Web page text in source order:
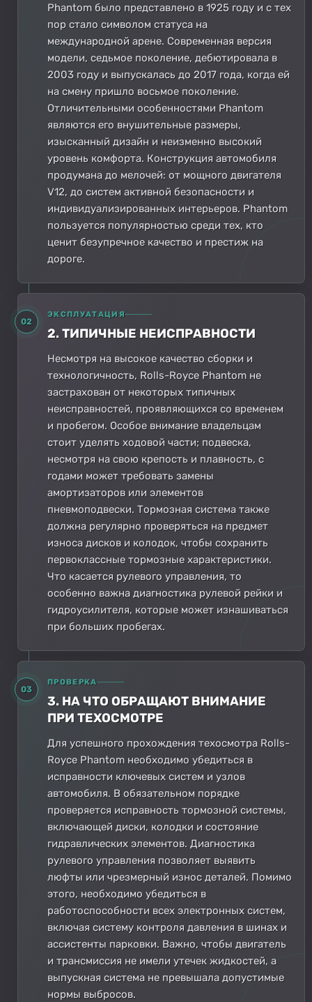
Phantom было представлено в 1925 году и с тех
пор стало символом статуса на
международной арене. Современная версия
модели, седьмое поколение, дебютировала в
2003 году и выпускалась до 2017 года, когда ей
на смену пришло восьмое поколение.
Отличительными особенностями Phantom
являются его внушительные размеры,
изысканный дизайн и неизменно высокий
уровень комфорта. Конструкция автомобиля
продумана до мелочей: от мощного двигателя
V12, до систем активной безопасности и
индивидуализированных интерьеров. Phantom
пользуется популярностью среди тех, кто
ценит безупречное качество и престиж на
дороге.
02
ЭКСПЛУАТАЦИЯ
2. ТИПИЧНЫЕ НЕИСПРАВНОСТИ
Несмотря на высокое качество сборки и
технологичность, Rolls-Royce Phantom не
застрахован от некоторых типичных
неисправностей, проявляющихся со временем
и пробегом. Особое внимание владельцам
стоит уделять ходовой части; подвеска,
несмотря на свою крепость и плавность, с
годами может требовать замены
амортизаторов или элементов
пневмоподвески. Тормозная система также
должна регулярно проверяться на предмет
износа дисков и колодок, чтобы сохранить
первоклассные тормозные характеристики.
Что касается рулевого управления, то
особенно важна диагностика рулевой рейки и
гидроусилителя, которые может изнашиваться
при больших пробегах.
03
ПРОВЕРКА
3. НА ЧТО ОБРАЩАЮТ ВНИМАНИЕ
ПРИ ТЕХОСМОТРЕ
Для успешного прохождения техосмотра Rolls-
Royce Phantom необходимо убедиться в
исправности ключевых систем и узлов
автомобиля. В обязательном порядке
проверяется исправность тормозной системы,
включающей диски, колодки и состояние
гидравлических элементов. Диагностика
рулевого управления позволяет выявить
люфты или чрезмерный износ деталей. Помимо
этого, необходимо убедиться в
работоспособности всех электронных систем,
включая систему контроля давления в шинах и
ассистенты парковки. Важно, чтобы двигатель
и трансмиссия не имели утечек жидкостей, а
выпускная система не превышала допустимые
нормы выбросов.